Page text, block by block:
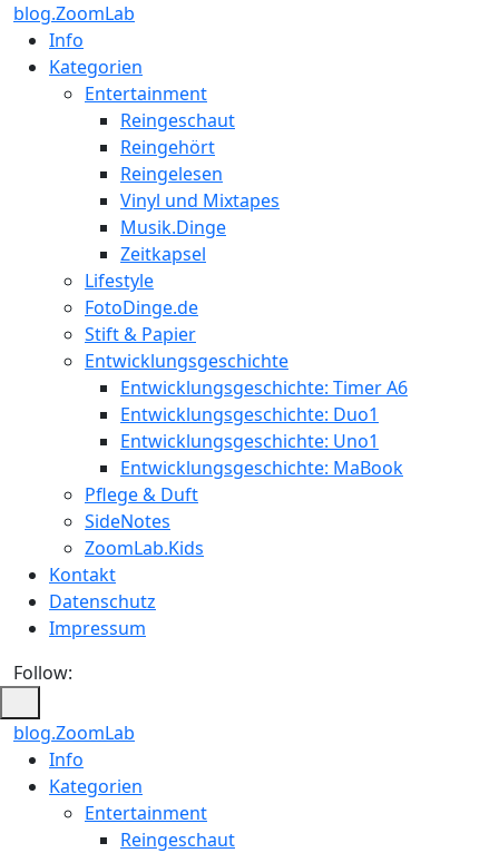
blog.ZoomLab
Info
Kategorien
Entertainment
Reingeschaut
Reingehört
Reingelesen
Vinyl und Mixtapes
Musik.Dinge
Zeitkapsel
Lifestyle
FotoDinge.de
Stift & Papier
Entwicklungsgeschichte
Entwicklungsgeschichte: Timer A6
Entwicklungsgeschichte: Duo1
Entwicklungsgeschichte: Uno1
Entwicklungsgeschichte: MaBook
Pflege & Duft
SideNotes
ZoomLab.Kids
Kontakt
Datenschutz
Impressum
Follow:
blog.ZoomLab
Info
Kategorien
Entertainment
Reingeschaut